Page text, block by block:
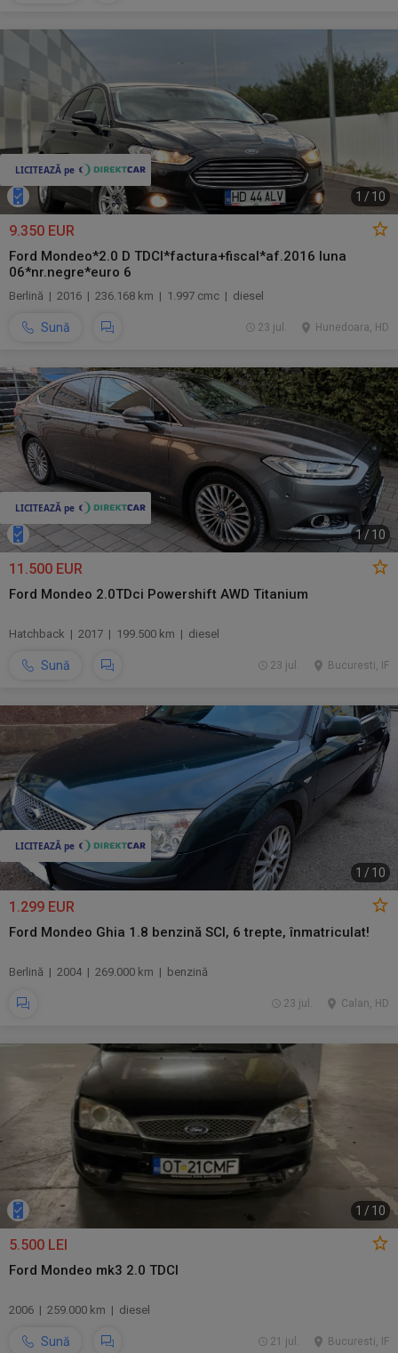
1 / 10
9.350 EUR
Ford Mondeo*2.0 D TDCI*factura+fiscal*af.2016 luna
06*nr.negre*euro 6
Berlină | 2016 | 236.168 km | 1.997 cmc | diesel
Sună Hunedoara, HD
23 jul.
1 / 10
11.500 EUR
Ford Mondeo 2.0TDci Powershift AWD Titanium
Hatchback | 2017 | 199.500 km | diesel
Sună Bucuresti, IF
23 jul.
1 / 10
1.299 EUR
Ford Mondeo Ghia 1.8 benzină SCI, 6 trepte, înmatriculat!
Berlină | 2004 | 269.000 km | benzină
Calan, HD
23 jul.
1 / 10
5.500 LEI
Ford Mondeo mk3 2.0 TDCI
2006 | 259.000 km | diesel
Sună Bucuresti, IF
21 jul.